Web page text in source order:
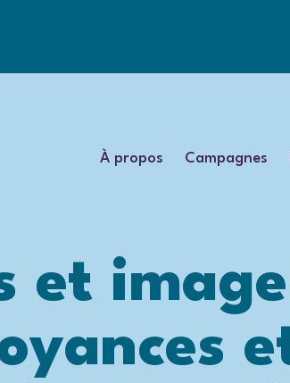
À propos Campagnes
et